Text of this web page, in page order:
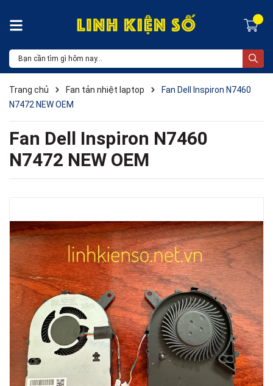
Trang chủ Fan tản nhiệt laptop
Fan Dell Inspiron N7460
N7472 NEW OEM
Fan Dell Inspiron N7460
N7472 NEW OEM